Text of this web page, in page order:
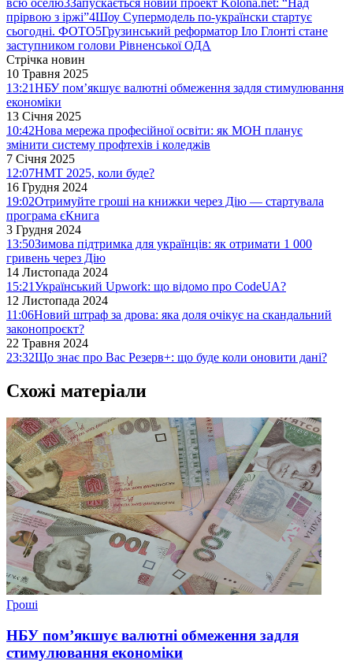
всю оселю3Запускається новий проект Kolona.net: “Над
прірвою з іржі”4Шоу Супермодель по-українски стартує
сьогодні. ФОТО5Грузинський реформатор Іло Глонті стане
заступником голови Рівненської ОДА
Стрічка новин
10 Травня 2025
13:21НБУ пом’якшує валютні обмеження задля стимулювання
економіки
13 Січня 2025
10:42Нова мережа професійної освіти: як МОН планує
змінити систему профтехів і коледжів
7 Січня 2025
12:07НМТ 2025, коли буде?
16 Грудня 2024
19:02Отримуйте гроші на книжки через Дію — стартувала
програма єКнига
3 Грудня 2024
13:50Зимова підтримка для українців: як отримати 1 000
гривень через Дію
14 Листопада 2024
15:21Український Upwork: що відомо про CodeUA?
12 Листопада 2024
11:06Новий штраф за дрова: яка доля очікує на скандальний
законопроєкт?
22 Травня 2024
23:32Що знає про Вас Резерв+: що буде коли оновити дані?
Схожі матеріали
Гроші
НБУ пом’якшує валютні обмеження задля
стимулювання економіки